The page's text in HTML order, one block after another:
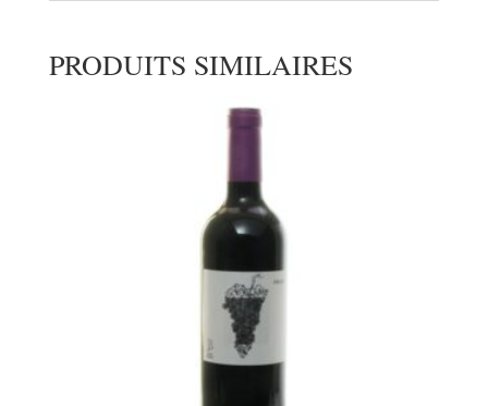
PRODUITS SIMILAIRES